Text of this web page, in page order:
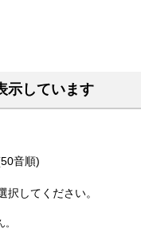
示しています
音順)
してください。